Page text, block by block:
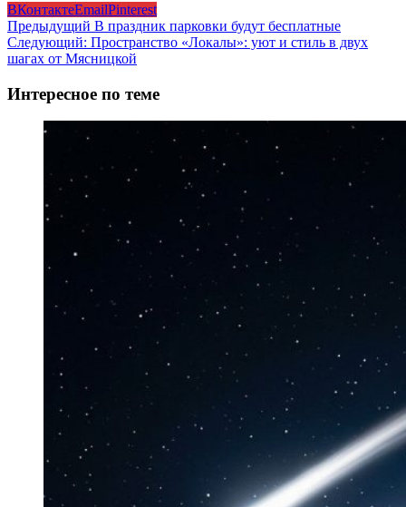
ВКонтактеEmailPinterest
Навигация
записи
Предыдущий В праздник парковки будут бесплатные
Следующий: Пространство «Локалы»: уют и стиль в двух
шагах от Мясницкой
Интересное по теме